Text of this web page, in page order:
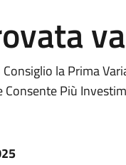
la Prima
Consente Più